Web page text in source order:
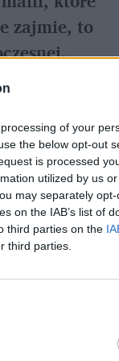
of your
the below opt-out
is processed
utilized by us
may separately
on the IAB’s list of
third parties on the
third parties.
zajmie, to
o
i